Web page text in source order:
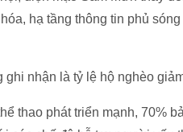
hạ tầng thông tin phủ
nhận là tỷ lệ hộ nghèo
thao phát triển mạnh, 70%